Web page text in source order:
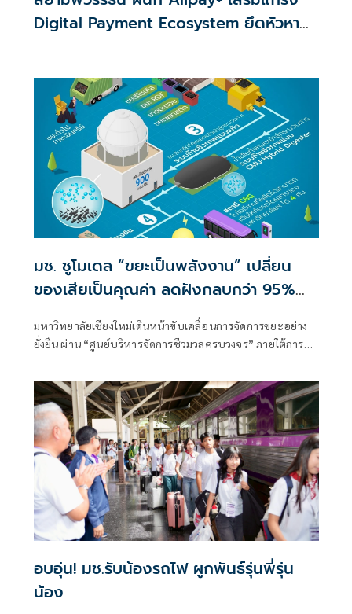
Digital Payment Ecosystem ยึดหัวหาด
มช. ชูโมเดล “ขยะเป็นพลังงาน” เปลี่ยน
ของเสียเป็นคุณค่า ลดฝังกลบกว่า 95%
มุ่งสู่มหาวิทยาลัยปลอดคาร์บอน
มหาวิทยาลัยเชียงใหม่เดินหน้าขับเคลื่อนการจัดการขยะอย่าง
ยั่งยืน ผ่าน “ศูนย์บริหารจัดการชีวมวลครบวงจร” ภายใต้การ
มหาวิทยาลัยเชียงใหม่ (ERDI-CMU) ด้วยแนวคิด “ขยะเป็น
พลังงาน” (Waste to Energy)
อบอุ่น! มช.รับน้องรถไฟ ผูกพันธ์รุ่นพี่รุ่น
น้อง